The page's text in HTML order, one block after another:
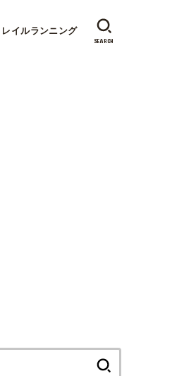
レイルランニング
SEARCH